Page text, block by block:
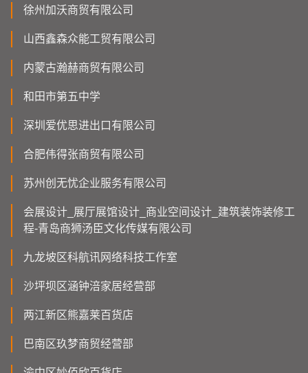
徐州加沃商贸有限公司
山西鑫森众能工贸有限公司
内蒙古瀚赫商贸有限公司
和田市第五中学
深圳爱优思进出口有限公司
合肥伟得张商贸有限公司
苏州创无忧企业服务有限公司
会展设计_展厅展馆设计_商业空间设计_建筑装饰装修工
程-青岛商狮汤臣文化传媒有限公司
九龙坡区科航讯网络科技工作室
沙坪坝区涵钟涪家居经营部
两江新区熊嘉莱百货店
巴南区玖梦商贸经营部